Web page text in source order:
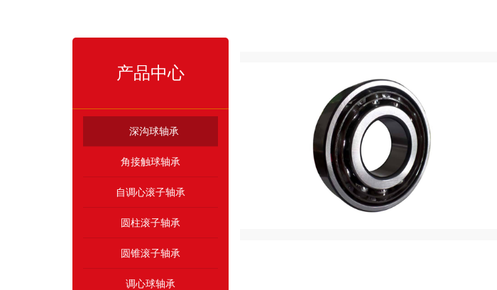
产品中心
深沟球轴承
角接触球轴承
自调心滚子轴承
圆柱滚子轴承
圆锥滚子轴承
调心球轴承